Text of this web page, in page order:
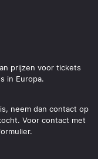
prijzen voor tickets
in Europa.
neem dan contact op
Voor contact met